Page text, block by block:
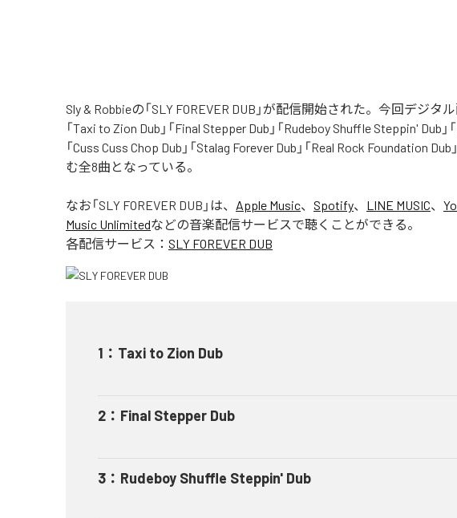
Sly & Robbieの「SLY FOREVER DUB」が配信開始された。今回デジタ
「Taxi to Zion Dub」「Final Stepper Dub」「Rudeboy Shuffle Steppin' Dub」
「Cuss Cuss Chop Dub」「Stalag Forever Dub」「Real Rock Foundation Dub
む全8曲となっている。
なお「SLY FOREVER DUB 」は、 Apple Music、 Spotify、 LINE MUSIC、
Music Unlimitedなどの音楽配信サービスで聴くことができる。
各配信サービス： SLY FOREVER DUB
1 ： Taxi to Zion Dub
2 ： Final Stepper Dub
3 ： Rudeboy Shuffle Steppin' Dub